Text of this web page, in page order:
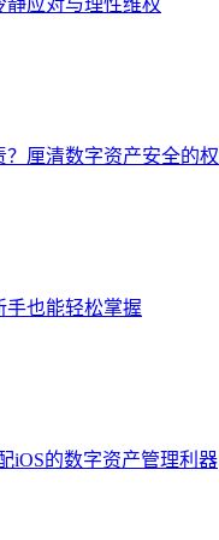
静应对与理性维权
厘清数字资产安全的
手也能轻松掌握
iOS的数字资产管理利器